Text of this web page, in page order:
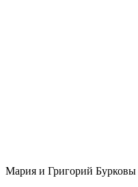
Мария и Григорий Бурковы